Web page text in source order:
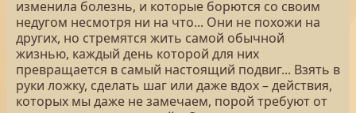
изменила болезнь, и которые борются со своим
недугом несмотря ни на что... Они не похожи на
других, но стремятся жить самой обычной
жизнью, каждый день которой для них
превращается в самый настоящий подвиг... Взять в
руки ложку, сделать шаг или даже вдох – действия,
которых мы даже не замечаем, порой требуют от